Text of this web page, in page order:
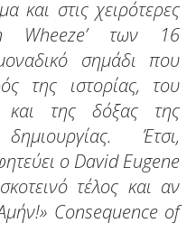
και στις χειρότερες
Wheeze’ των 16
σημάδι που
της ιστορίας, του
της δόξας της
Έτσι,
ο David Eugene
τέλος και αν
Consequence of